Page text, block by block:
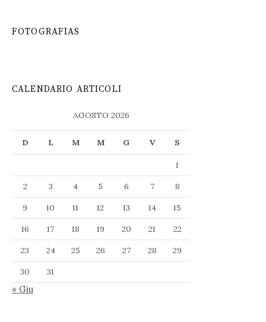
FOTOGRAFIAS
CALENDARIO ARTICOLI
AGOSTO 2026
D L M M G V S
1
2
3 4 5 6 7
8
9
10 11 12 13 14
15
16
17 18 19 20 21
22
23
24 25 26 27 28
29
30
31
« Giu